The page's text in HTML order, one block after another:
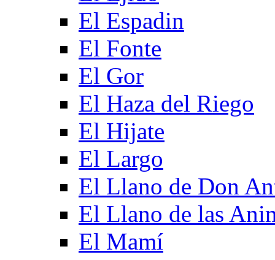
El Espadin
El Fonte
El Gor
El Haza del Riego
El Hijate
El Largo
El Llano de Don
El Llano de las
El Mamí